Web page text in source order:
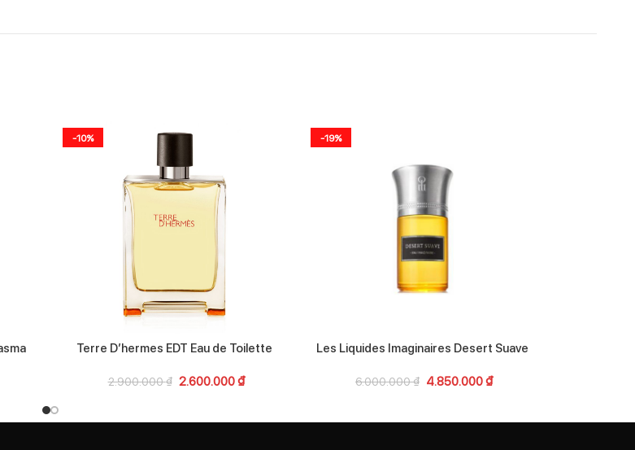
-10%
Terre D’hermes EDT Eau de Toilette
2.900.000₫ 2.600.000₫
-19%
Les Liquides Imaginaires Desert Suave
6.000.000₫ 4.850.000₫